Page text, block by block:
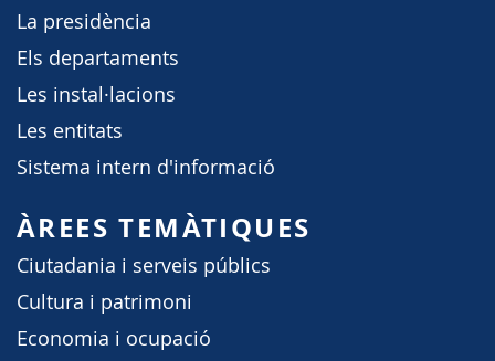
La presidència
Els departaments
Les instal·lacions
Les entitats
Sistema intern d'informació
ÀREES TEMÀTIQUES
Ciutadania i serveis públics
Cultura i patrimoni
Economia i ocupació